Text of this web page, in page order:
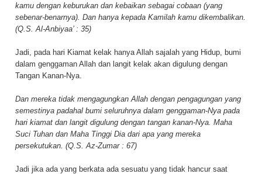
kamu dengan keburukan dan kebaikan sebagai cobaan (yang
sebenar-benarnya). Dan hanya kepada Kamilah kamu dikembalikan.
(Q.S. Al-Anbiyaa’ : 35)
Jadi, pada hari Kiamat kelak hanya Allah sajalah yang Hidup, bumi
dalam genggaman Allah dan langit kelak akan digulung dengan
Tangan Kanan-Nya.
Dan mereka tidak mengagungkan Allah dengan pengagungan yang
semestinya padahal bumi seluruhnya dalam genggaman-Nya pada
hari kiamat dan langit digulung dengan tangan kanan-Nya. Maha
Suci Tuhan dan Maha Tinggi Dia dari apa yang mereka
persekutukan. (Q.S. Az-Zumar : 67)
Jadi jika ada yang berkata ada sesuatu yang tidak hancur saat